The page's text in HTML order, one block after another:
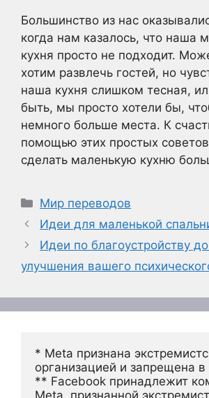
Большинство из нас
когда нам казалось, что наша
кухня просто не подходит.
хотим развлечь гостей, но
наша кухня слишком тесная,
быть, мы просто хотели бы,
немного больше места. К
помощью этих простых
сделать маленькую кухню
Рубрики
Мир переводов
Идеи для маленькой
Идеи по благоустройству
улучшения вашего
* Meta признана
организацией и запрещена
** Facebook принадлежит
Meta, признанной